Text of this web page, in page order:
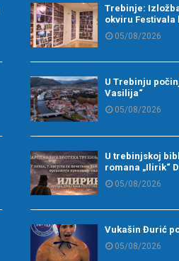
Trebinje:
okviru Festivala
05/08/2026
U Trebinju
Vasilija“
05/08/2026
U trebinjskoj
romana „Ilirik“
05/08/2026
Vukašin Đurić
05/08/2026